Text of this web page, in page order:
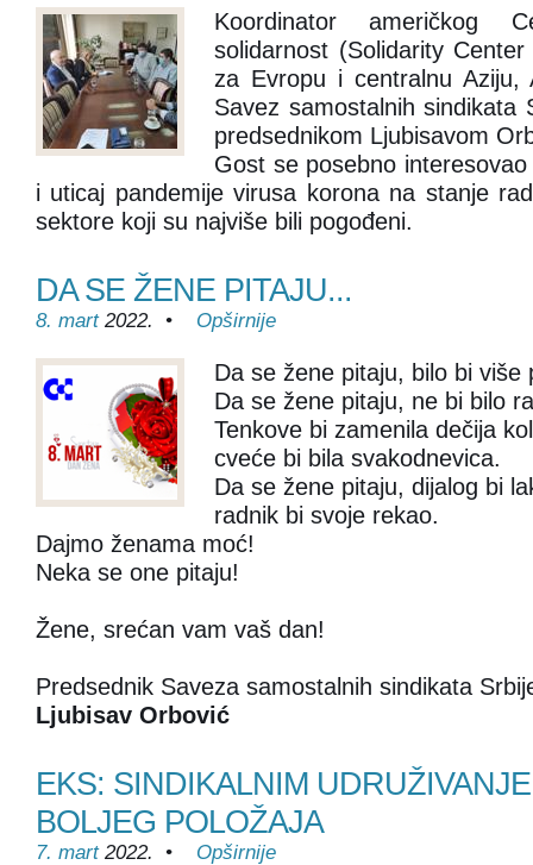
Koordinator američkog
solidarnost (Solidarity
za Evropu i centralnu Aziju,
Savez samostalnih sindikata
predsednikom Ljubisavom
Gost se posebno
i uticaj pandemije virusa korona na stanje
sektore koji su najviše bili pogođeni.
DA SE ŽENE PITAJU...
8. mart2022. • Opširnije
Da se žene pitaju, bilo bi više
Da se žene pitaju, ne bi bilo
Tenkove bi zamenila dečija
cveće bi bila svakodnevica.
Da se žene pitaju, dijalog bi
radnik bi svoje rekao.
Dajmo ženama moć!
Neka se one pitaju!
Žene, srećan vam vaš dan!
Predsednik Saveza samostalnih sindikata
Ljubisav Orbović
EKS: SINDIKALNIM
BOLJEG POLOŽAJA
7. mart2022. • Opširnije